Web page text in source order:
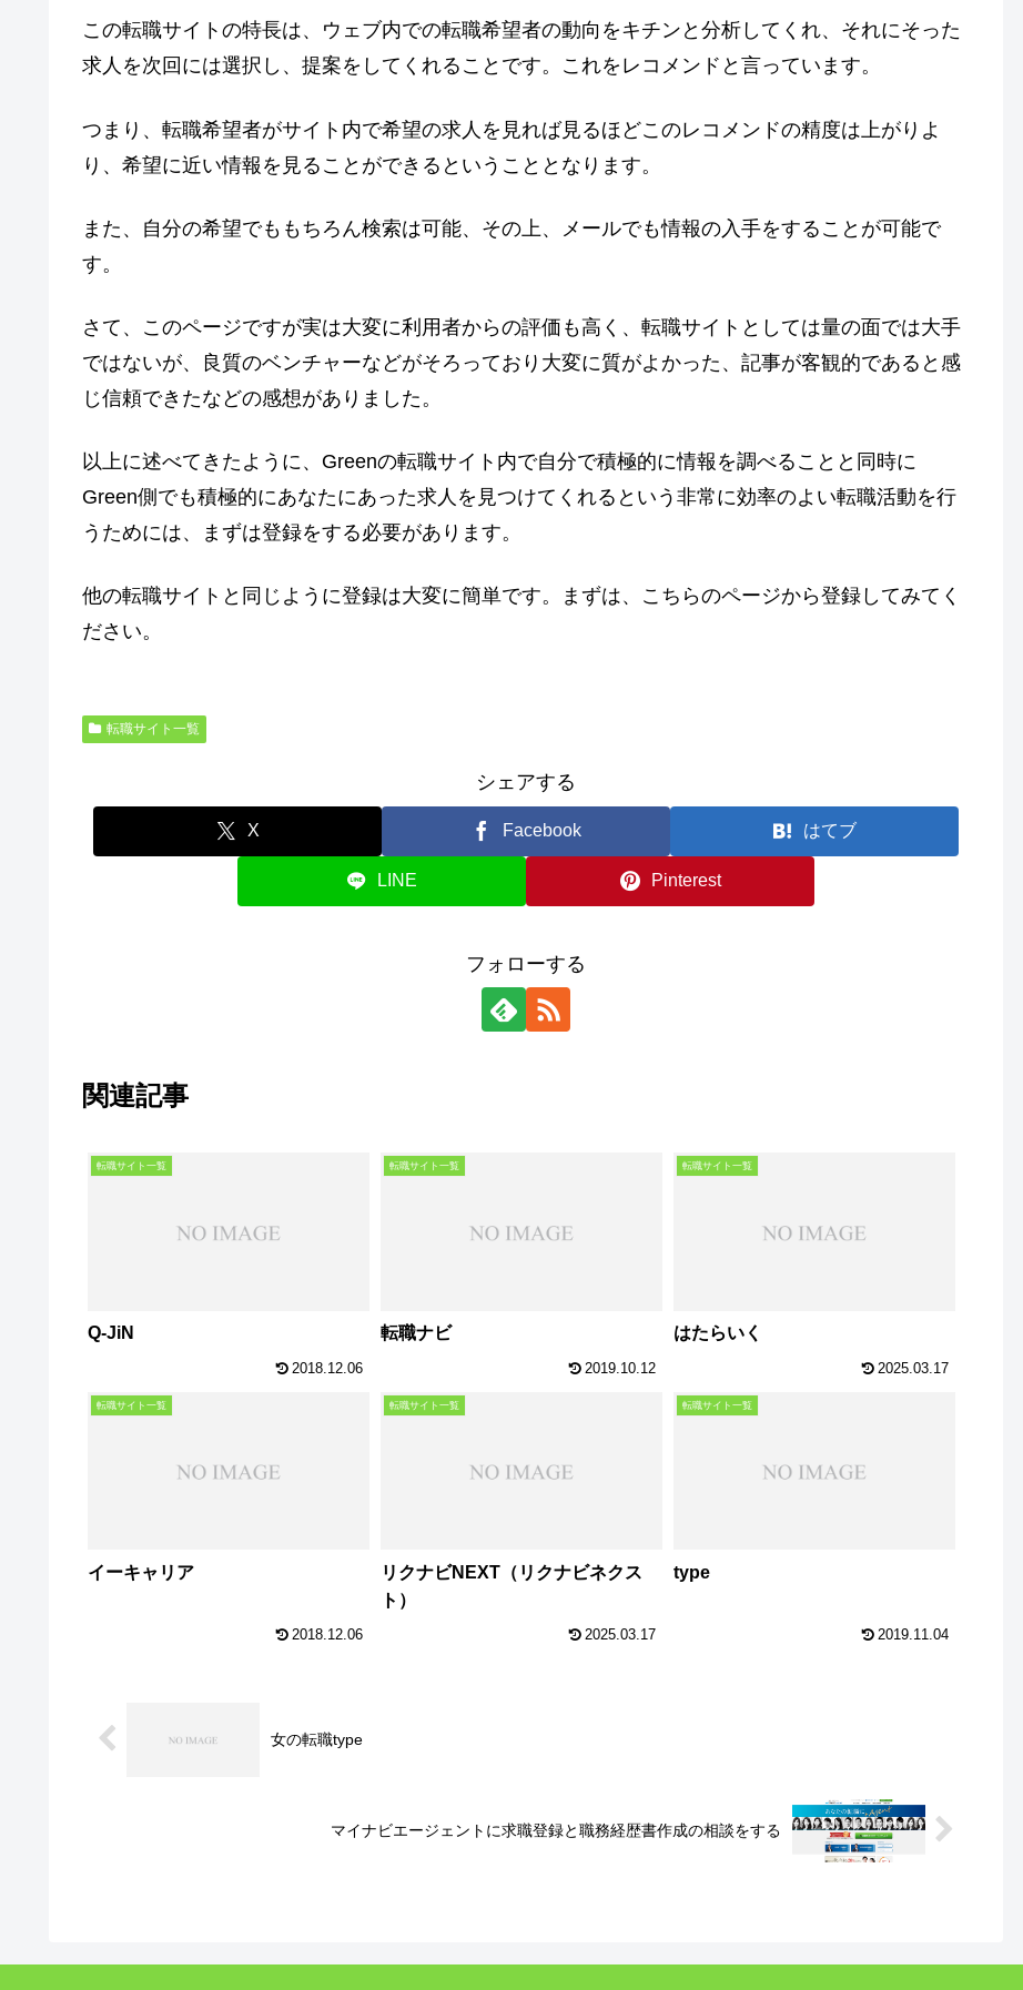
この転職サイトの特長は、ウェブ内での転職希望者の動向をキチンと分析してくれ、それにそった
求人を次回には選択し、提案をしてくれることです。これをレコメンドと言っています。
つまり、転職希望者がサイト内で希望の求人を見れば見るほどこのレコメンドの精度は上がりよ
り、希望に近い情報を見ることができるということとなります。
また、自分の希望でももちろん検索は可能、その上、メールでも情報の入手をすることが可能で
す。
さて、このページですが実は大変に利用者からの評価も高く、転職サイトとしては量の面では大手
ではないが、良質のベンチャーなどがそろっており大変に質がよかった、記事が客観的であると感
じ信頼できたなどの感想がありました。
以上に述べてきたように、Greenの転職サイト内で自分で積極的に情報を調べることと同時に
Green側でも積極的にあなたにあった求人を見つけてくれるという非常に効率のよい転職活動を行
うためには、まずは登録をする必要があります。
他の転職サイトと同じように登録は大変に簡単です。まずは、こちらのページから登録してみてく
ださい。
転職サイト一覧
シェアする
X Facebook はてブ
LINE Pinterest
フォローする
関連記事
転職サイト一覧
Q-JiN
2018.12.06
転職サイト一覧
転職ナビ
2019.10.12
転職サイト一覧
はたらいく
2025.03.17
転職サイト一覧
イーキャリア
2018.12.06
転職サイト一覧
リクナビNEXT（リクナビネクス
ト）
2025.03.17
転職サイト一覧
type
2019.11.04
女の転職type
マイナビエージェントに求職登録と職務経歴書作成の相談をする